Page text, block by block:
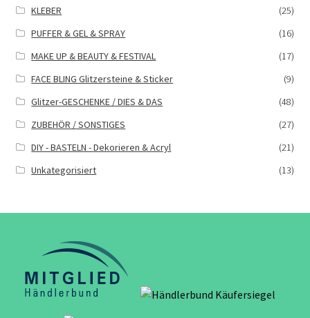
KLEBER
(25)
PUFFER & GEL & SPRAY
(16)
MAKE UP & BEAUTY & FESTIVAL
(17)
FACE BLING Glitzersteine & Sticker
(9)
Glitzer-GESCHENKE / DIES & DAS
(48)
ZUBEHÖR / SONSTIGES
(27)
DIY - BASTELN - Dekorieren & Acryl
(21)
Unkategorisiert
(13)